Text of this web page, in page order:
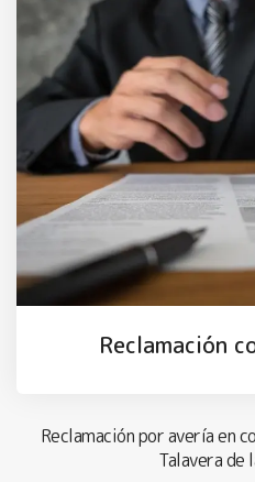
Reclamación
Reclamación por avería en
Talavera de